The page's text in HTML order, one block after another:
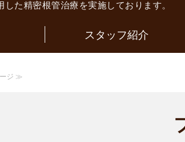
た精密根管治療を実施しております。
スタッフ紹介
ジ ≫